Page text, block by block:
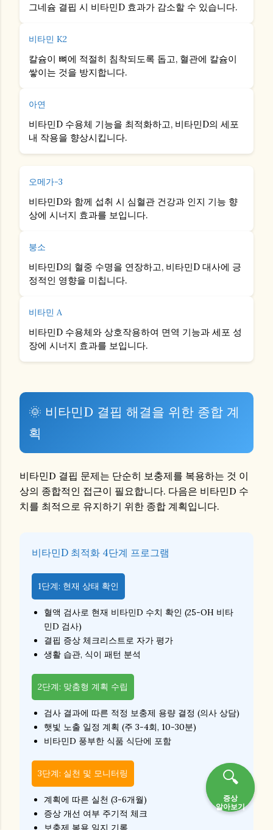
🔍
증상
알아보기
그네슘 결핍 시 비타민D 효과가 감소할 수 있습니다.
비타민 K2
칼슘이 뼈에 적절히 침착되도록 돕고, 혈관에 칼슘이
쌓이는 것을 방지합니다.
아연
비타민D 수용체 기능을 최적화하고, 비타민D의 세포
내 작용을 향상시킵니다.
오메가-3
비타민D와 함께 섭취 시 심혈관 건강과 인지 기능 향
상에 시너지 효과를 보입니다.
붕소
비타민D의 혈중 수명을 연장하고, 비타민D 대사에 긍
정적인 영향을 미칩니다.
비타민 A
비타민D 수용체와 상호작용하여 면역 기능과 세포 성
장에 시너지 효과를 보입니다.
🌞 비타민D 결핍 해결을 위한 종합 계
획
비타민D 결핍 문제는 단순히 보충제를 복용하는 것 이
상의 종합적인 접근이 필요합니다. 다음은 비타민D 수
치를 최적으로 유지하기 위한 종합 계획입니다.
비타민D 최적화 4단계 프로그램
1단계: 현재 상태 확인
혈액 검사로 현재 비타민D 수치 확인 (25-OH 비타
민D 검사)
결핍 증상 체크리스트로 자가 평가
생활 습관, 식이 패턴 분석
2단계: 맞춤형 계획 수립
검사 결과에 따른 적정 보충제 용량 결정 (의사 상담)
햇빛 노출 일정 계획 (주 3-4회, 10-30분)
비타민D 풍부한 식품 식단에 포함
3단계: 실천 및 모니터링
계획에 따른 실천 (3-6개월)
증상 개선 여부 주기적 체크
보충제 복용 일지 기록
🔍
증상
알아보기